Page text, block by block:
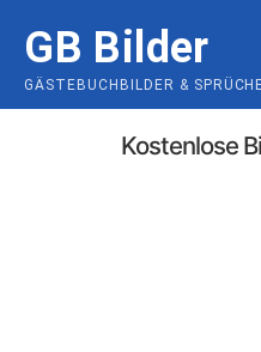
content
GB Bilder
GÄSTEBUCHBILDER &
Kostenlose